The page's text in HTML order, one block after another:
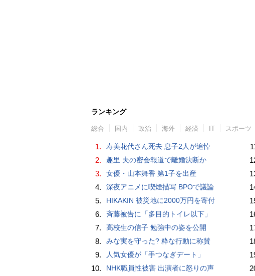
ランキング
総合 国内 政治 海外 経済 IT スポーツ
1. 寿美花代さん死去 息子2人が追悼
2. 趣里 夫の密会報道で離婚決断か
3. 女優・山本舞香 第1子を出産
4. 深夜アニメに喫煙描写 BPOで議論
5. HIKAKIN 被災地に2000万円を寄付
6. 斉藤被告に「多目的トイレ以下」
7. 高校生の信子 勉強中の姿を公開
8. みな実を守った? 粋な行動に称賛
9. 人気女優が「手つなぎデート」
10. NHK職員性被害 出演者に怒りの声